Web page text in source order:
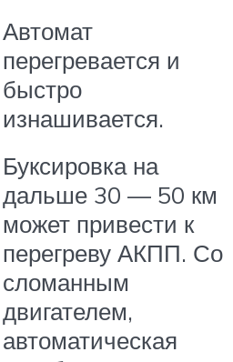
Автомат
перегревается и
быстро
изнашивается.
Буксировка на
дальше 30 — 50 км
может привести к
перегреву АКПП. Со
сломанным
двигателем,
автоматическая